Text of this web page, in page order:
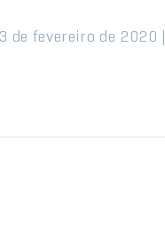
de fevereiro de 2020 |